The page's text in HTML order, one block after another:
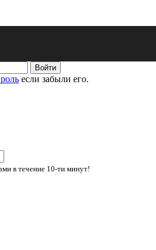
если забыли его.
в течение 10-ти минут!